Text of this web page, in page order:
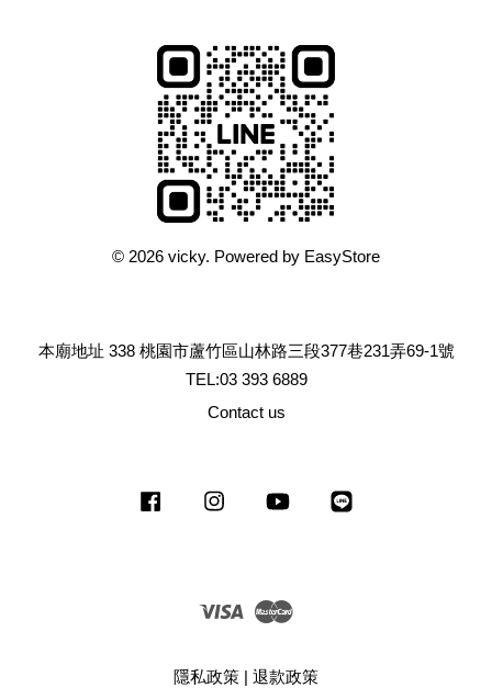
© 2026 vicky. Powered by EasyStore
本廟地址 338 桃園市蘆竹區山林路三段377巷231弄69-1號
TEL:03 393 6889
Contact us
Facebook Instagram YouTube
Visa
隱私政策 | 退款政策